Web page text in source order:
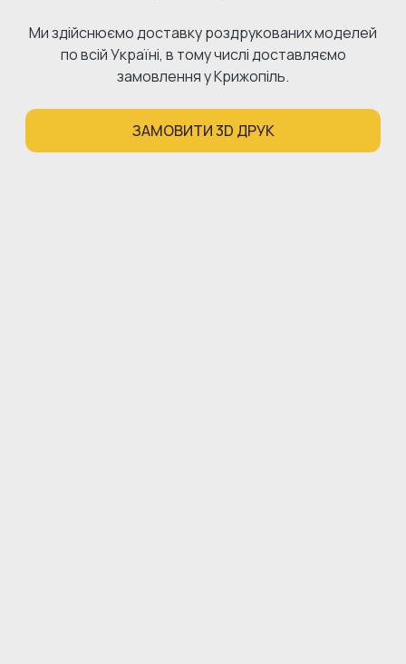
Ми здійснюємо доставку роздрукованих моделей
по всій Україні, в тому числі доставляємо
замовлення у Крижопіль.
ЗАМОВИТИ 3D ДРУК